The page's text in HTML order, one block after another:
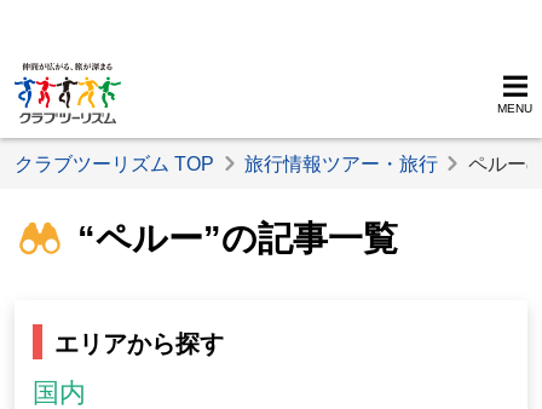
MENU
クラブツーリズム TOP 旅行情報ツアー・旅行 ペルー
“ペルー”の記事一覧
エリアから探す
国内